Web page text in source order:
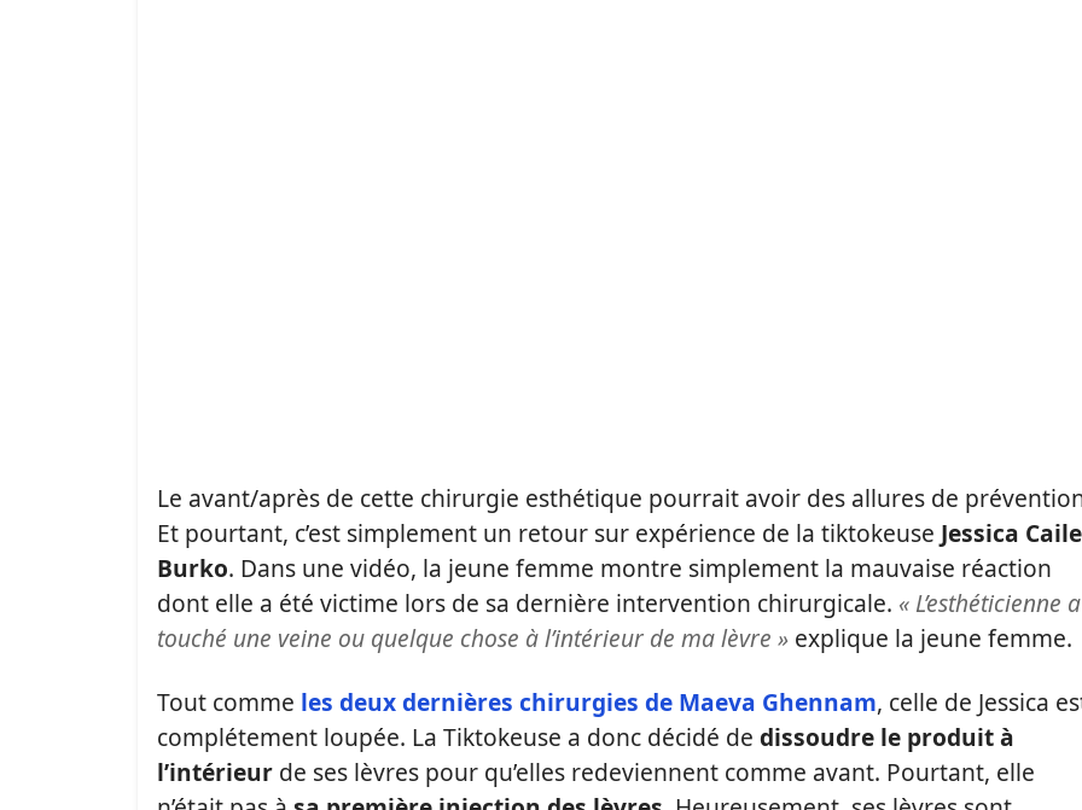
Le avant/après de cette chirurgie esthétique pourrait avoir des allures de
Et pourtant, c’est simplement un retour sur expérience de la tiktokeuse Jessica
Burko. Dans une vidéo, la jeune femme montre simplement la mauvaise réaction
dont elle a été victime lors de sa dernière intervention chirurgicale. « L’esthéticienne a
touché une veine ou quelque chose à l’intérieur de ma lèvre » explique la jeune femme.
Tout comme les deux dernières chirurgies de Maeva Ghennam, celle de Jessica
complétement loupée. La Tiktokeuse a donc décidé de dissoudre le produit à
l’intérieur de ses lèvres pour qu’elles redeviennent comme avant. Pourtant, elle